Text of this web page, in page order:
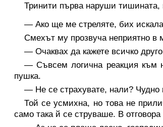
Тринити първа наруши тишината,
— Ако ще ме стреляте, бих
Смехът му прозвуча неприятно в
— Очаквах да кажете всичко
— Съвсем логична реакция към
пушка.
— Не се страхувате, нали?
Той се усмихна, но това не
само така й се струваше. В